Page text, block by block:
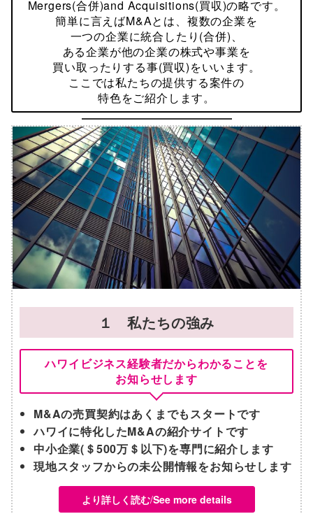
Mergers(合併)and Acquisitions(買収)の略です。
簡単に言えばM&Aとは、複数の企業を
一つの企業に統合したり(合併)、
ある企業が他の企業の株式や事業を
買い取ったりする事(買収)をいいます。
ここでは私たちの提供する案件の
特色をご紹介します。
１ 私たちの強み
ハワイビジネス経験者だからわかることを
お知らせします
M&Aの売買契約はあくまでもスタートです
ハワイに特化したM&Aの紹介サイトです
中小企業(＄500万＄以下)を専門に紹介します
現地スタッフからの未公開情報をお知らせします
より詳しく読む/See more details